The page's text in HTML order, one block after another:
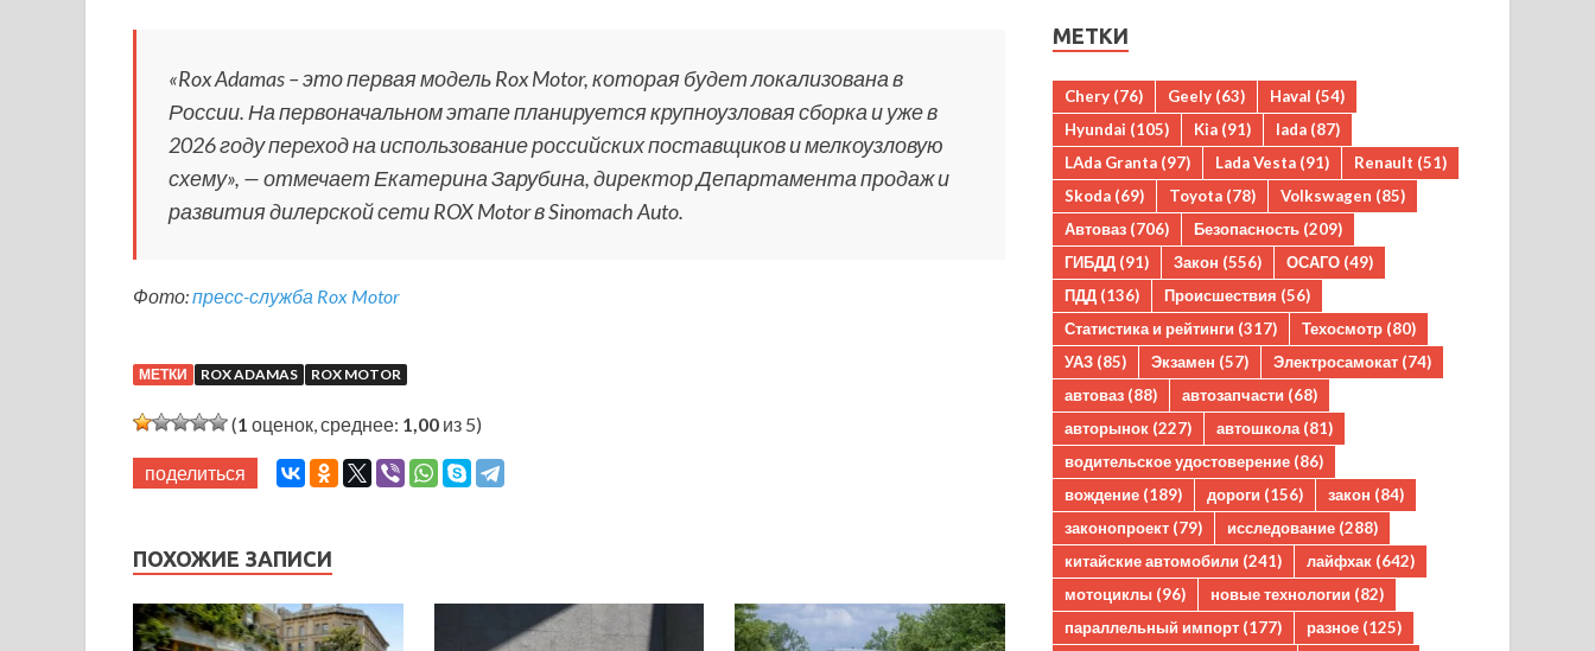
«Rox Adamas – это первая модель Rox Motor, которая будет локализована в
России. На первоначальном этапе планируется крупноузловая сборка и уже в
2026 году переход на использование российских поставщиков и мелкоузловую
схему», — отмечает Екатерина Зарубина, директор Департамента продаж и
развития дилерской сети ROX Motor в Sinomach Auto.
Фото:пресс-служба Rox Motor
МЕТКИ ROX ADAMAS ROX MOTOR
(1 оценок, среднее: 1,00 из 5)
поделиться
ПОХОЖИЕ ЗАПИСИ
МЕТКИ
Chery (76) Geely (63) Haval (54)
Hyundai (105) Kia (91) lada (87)
LAda Granta (97) Lada Vesta (91) Renault (51)
Skoda (69) Toyota (78) Volkswagen (85)
Автоваз (706) Безопасность (209)
ГИБДД (91) Закон (556) ОСАГО (49)
ПДД (136) Происшествия (56)
Статистика и рейтинги (317) Техосмотр (80)
УАЗ (85) Экзамен (57) Электросамокат (74)
автоваз (88) автозапчасти (68)
авторынок (227) автошкола (81)
водительское удостоверение (86)
вождение (189) дороги (156) закон (84)
законопроект (79) исследование (288)
китайские автомобили (241) лайфхак (642)
мотоциклы (96) новые технологии (82)
параллельный импорт (177) разное (125)